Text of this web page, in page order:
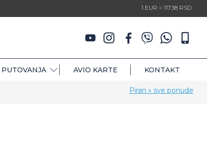
1 EUR = 117.38 RSD
PUTOVANJA AVIO KARTE KONTAKT
Piran » sve ponude